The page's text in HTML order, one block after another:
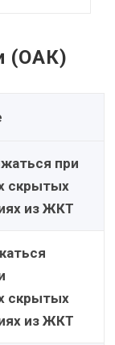
(ОАК)
при
скрытых
из ЖКТ
скрытых
из ЖКТ